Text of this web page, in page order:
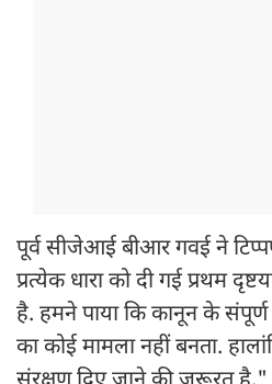
पूर्व सीजेआई बीआर गवई ने
प्रत्येक धारा को दी गई प्रथम
है. हमने पाया कि कानून के संपूर्ण
का कोई मामला नहीं बनता.